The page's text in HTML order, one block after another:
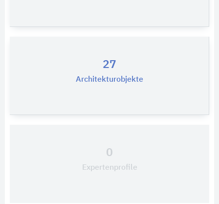
27
Architekturobjekte
0
Expertenprofile